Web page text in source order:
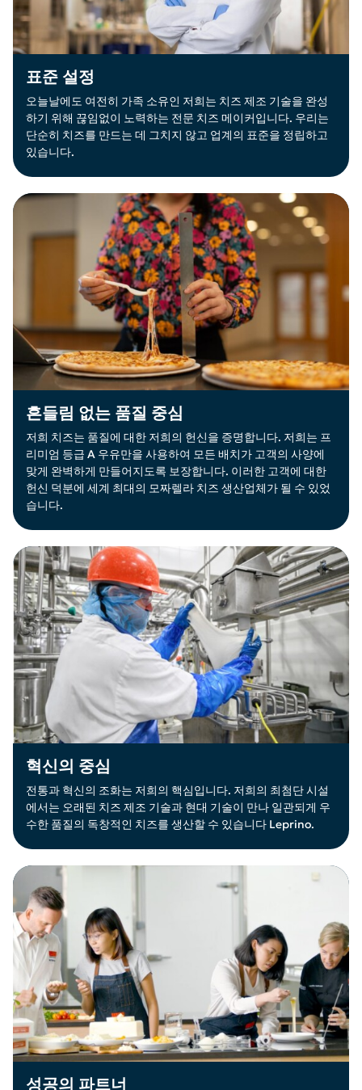
표준 설정
오늘날에도 여전히 가족 소유인 저희는 치즈 제조 기술을 완성
하기 위해 끊임없이 노력하는 전문 치즈 메이커입니다. 우리는
단순히 치즈를 만드는 데 그치지 않고 업계의 표준을 정립하고
있습니다.
흔들림 없는 품질 중심
저희 치즈는 품질에 대한 저희의 헌신을 증명합니다. 저희는 프
리미엄 등급 A 우유만을 사용하여 모든 배치가 고객의 사양에
맞게 완벽하게 만들어지도록 보장합니다. 이러한 고객에 대한
헌신 덕분에 세계 최대의 모짜렐라 치즈 생산업체가 될 수 있었
습니다.
혁신의 중심
전통과 혁신의 조화는 저희의 핵심입니다. 저희의 최첨단 시설
에서는 오래된 치즈 제조 기술과 현대 기술이 만나 일관되게 우
수한 품질의 독창적인 치즈를 생산할 수 있습니다 Leprino.
성공의 파트너